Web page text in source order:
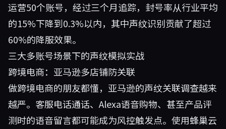
运营50个账号，经过三个月追踪，封号率从行业平均
的15%下降到0.3%以内，其中声纹识别贡献了超过
60%的降服效果。
三大多账号场景下的声纹模拟实战
跨境电商：亚马逊多店铺防关联
做跨境电商的朋友都懂，亚马逊的声纹关联调查越来
越严。客服电话通话、Alexa语音购物、甚至产品评
测时的语音留言都可能成为风控触发点。使用蜂巢云